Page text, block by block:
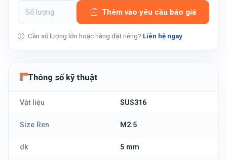
Thêm vào yêu cầu báo giá
Cần số lượng lớn hoặc hàng đặt riêng? Liên hệ ngay
Thông số kỹ thuật
Vật liệu SUS316
Size Ren M2.5
dk 5 mm